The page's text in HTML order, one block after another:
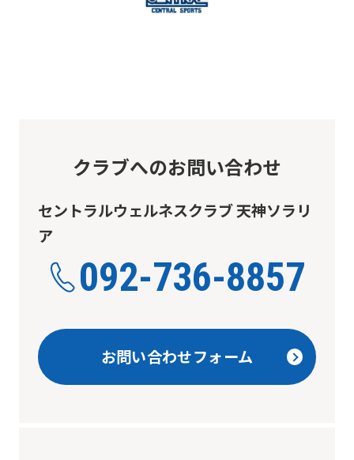
クラブへのお問い合わせ
セントラルウェルネスクラブ 天神ソラリ
ア
092-736-8857
お問い合わせフォーム